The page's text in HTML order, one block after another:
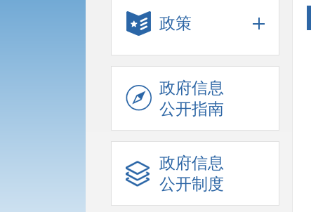
政策
政府信息
公开指南
政府信息
公开制度